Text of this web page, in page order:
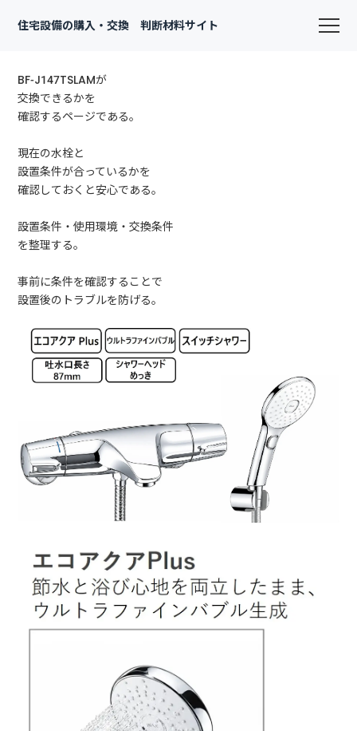
住宅設備の購入・交換 判断材料サイト
BF-J147TSLAMが
交換できるかを
確認するページである。
現在の水栓と
設置条件が合っているかを
確認しておくと安心である。
設置条件・使用環境・交換条件
を整理する。
事前に条件を確認することで
設置後のトラブルを防げる。